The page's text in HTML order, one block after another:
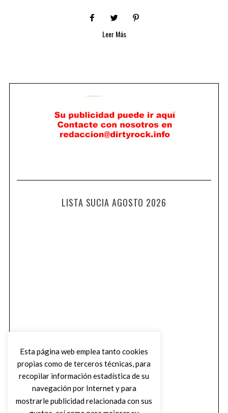
Leer Más
LISTA SUCIA AGOSTO 2026
Esta página web emplea tanto cookies
propias como de terceros técnicas, para
recopilar información estadística de su
navegación por Internet y para
mostrarle publicidad relacionada con sus